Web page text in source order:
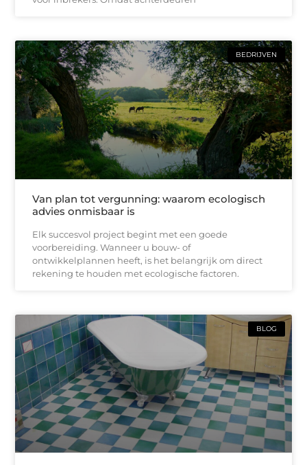
BEDRIJVEN
Van plan tot vergunning: waarom ecologisch
advies onmisbaar is
Elk succesvol project begint met een goede
voorbereiding. Wanneer u bouw- of
ontwikkelplannen heeft, is het belangrijk om direct
rekening te houden met ecologische factoren.
BLOG